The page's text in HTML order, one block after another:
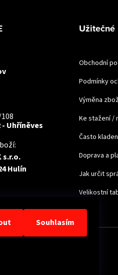
Souhlasím
- Uhříněves
s.r.o.
Hulín
Užitečné
Obchodní
Podmínky
Výměna
Ke stažení /
Často
Doprava a
Jak určit
Velikostní